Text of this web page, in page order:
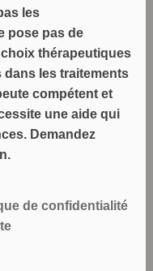
les
pose pas de
thérapeutiques
dans les traitements
compétent et
une aide qui
Demandez
de confidentialité